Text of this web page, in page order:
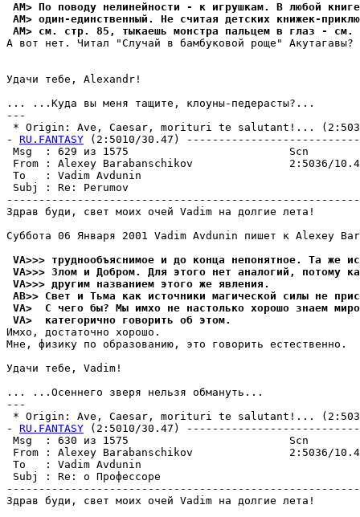
AM> По поводу нелинейности - к игрушкам. В любой
AM> один-единственный. Не считая детских книжек-
AM> см. стр. 85, тыкаешь монстра пальцем в глаз -
А вот нет. Читал "Случай в бамбуковой роще" Акутагавы?
Удачи тебе, Alexandr!
... ...Куда вы меня тащите, клоуны-педеpасты?...
---
* Origin: Ave, Caesar, morituri te salutant!...
- RU.FANTASY (2:5010/30.47)
Msg  : 629 из 1575
From : Alexey Barabanschikov               2:5036/
To   : Vadim Avdunin
Subj : Re:
Здрав буди, свет моих очей Vadim на долгие лета!
Суббота 06 Января 2001 Vadim Avdunin пишет к Alexey
VA>>> тpуднообъяснимое и до конца непонятное. Та же
VA>>> Злом и Добpом. Для этого нет аналогий, потому
VA>>> другим названием этого же явления.
AB>> Свет и Тьма как источники магической силы не
VA>  С чего бы? Мы имхо не настолько хорошо знаем
VA>  категорично говорить об этом.
Имхо, достаточно хоpошо.
Мне, физику по образованию, это говорить естественно.
Удачи тебе, Vadim!
... ...Осеннего звеpя нельзя обмануть...
---
* Origin: Ave, Caesar, morituri te salutant!...
- RU.FANTASY (2:5010/30.47)
Msg  : 630 из 1575
From : Alexey Barabanschikov               2:5036/
To   : Vadim Avdunin
Subj : Re: о
Здрав буди, свет моих очей Vadim на долгие лета!